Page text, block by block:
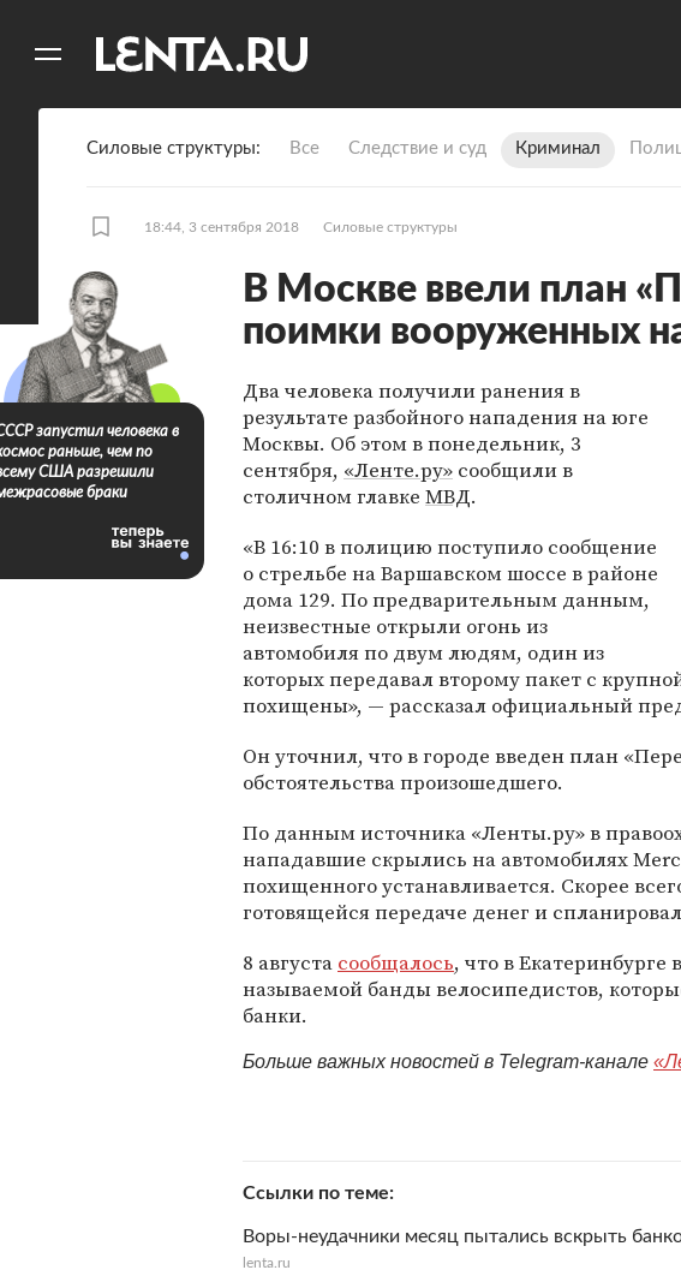
Силовые структуры Все Следствие и суд Криминал
18:44, 3 сентября 2018 Силовые структуры
В Москве ввели план
поимки вооруженных
Два человека получили ранения в
результате разбойного нападения на юге
Москвы. Об этом в понедельник, 3
сентября, «Ленте.ру» сообщили в
столичном главке МВД.
«В 16:10 в полицию поступило сообщение
о стрельбе на Варшавском шоссе в районе
дома 129. По предварительным данным,
неизвестные открыли огонь из
автомобиля по двум людям, один из
которых передавал второму пакет с
похищены», — рассказал официальный
Он уточнил, что в городе введен план
обстоятельства произошедшего.
По данным источника «Ленты.ру» в
нападавшие скрылись на автомобилях
похищенного устанавливается. Скорее
готовящейся передаче денег и
8 августа сообщалось, что в
называемой банды велосипедистов,
банки.
Больше важных новостей в Telegram-канале
Ссылки по теме
Воры-неудачники месяц пытались вскрыть
lenta.ru
запустил человека в
раньше, чем по
США разрешили
браки